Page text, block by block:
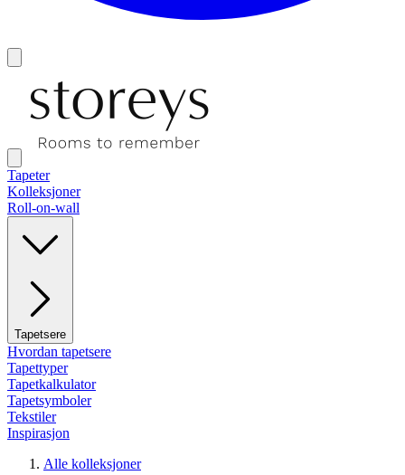
Tapeter
Kolleksjoner
Roll-on-wall
Tapetsere
Hvordan tapetsere
Tapettyper
Tapetkalkulator
Tapetsymboler
Tekstiler
Inspirasjon
Alle kolleksjoner